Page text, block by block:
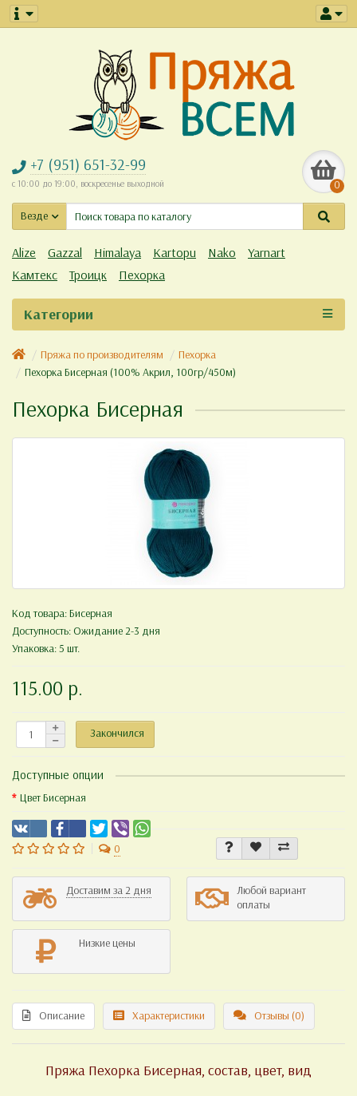
+7 (951) 651-32-99
с 10:00 до 19:00, воскресенье выходной 0
Везде
Alize Gazzal Himalaya Kartopu Nako
Yarnart
Камтекс
Троицк Пехорка
Категории
Пряжа по производителям
Пехорка
Пехорка Бисерная (100% Акрил, 100гр/450м)
Пехорка Бисерная
Код товара:Бисерная
Доступность: Ожидание 2-3 дня
Упаковка: 5 шт.
115.00 р.
Закончился
Доступные опции
Цвет Бисерная
0
Доставим за 2 дня
Любой вариант
оплаты
Низкие цены
Описание Характеристики Отзывы (0)
Пряжа Пехорка Бисерная, состав, цвет, вид